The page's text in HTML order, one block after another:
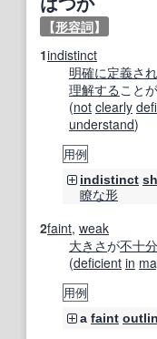
【形容詞】
1indistinct
明確に定義さ
理解する ことが
(not clearly
understand)
用例
indistinct
瞭な形
2faint, weak
大きさが不十分
(deficient in
用例
a faint